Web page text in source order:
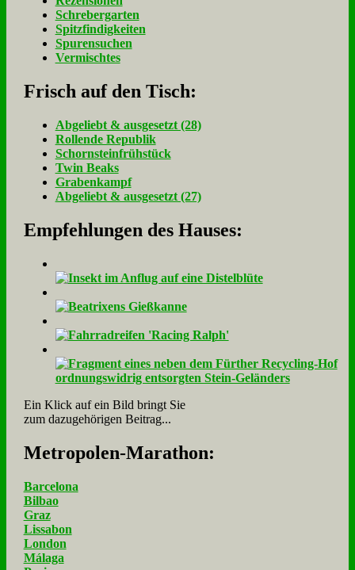
Schrebergarten
Spitzfindigkeiten
Spurensuchen
Vermischtes
Frisch auf den Tisch:
Ab­ge­liebt & aus­ge­setzt (28)
Rol­len­de Re­pu­blik
Schorn­stein­früh­stück
Twin Beaks
Gra­ben­kampf
Ab­ge­liebt & aus­ge­setzt (27)
Empfehlungen des Hauses:
Ein Klick auf ein Bild bringt Sie
zum dazugehörigen Beitrag...
Me­tro­po­len-Ma­ra­thon:
Barcelona
Bilbao
Graz
Lissabon
London
Málaga